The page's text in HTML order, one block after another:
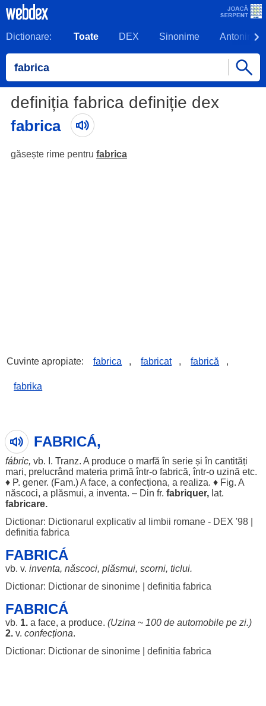
Dictionare: Toate DEX Sinonime Antonime
definiția fabrica definiție dex
fabrica
găsește rime pentru fabrica
Cuvinte apropiate: fabrica , fabricat , fabrică ,
fabrika
FABRICÁ,
fábric, vb. I. Tranz. A produceo marfă în serieși în cantități
mari, prelucrând materia primă într-o fabrică, într-o uzină etc.
♦ P. gener. (Fam.) A face, a confecționa, a realiza. ♦ Fig. A
născoci, a plăsmui, a inventa. – Din fr. fabriquer, lat.
fabricare.
Dictionar: Dictionarul explicativ al limbii romane - DEX '98|
definitia fabrica
FABRICÁ
vb. v. inventa, născoci, plăsmui, scorni, ticlui.
Dictionar: Dictionar de sinonime| definitia fabrica
FABRICÁ
vb. 1.a face, a produce. (Uzina ~ 100 de automobilepe zi.)
2.v. confecționa.
Dictionar: Dictionar de sinonime| definitia fabrica